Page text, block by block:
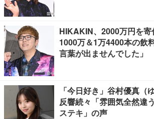
HIKAKIN、2000万円を寄
1000万＆1万4400本の飲
言葉が出ませんでした」
「今日好き」谷村優真（
反響続々「雰囲気全然違
ステキ」の声